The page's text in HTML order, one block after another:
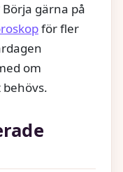
gärna på
för fler
om